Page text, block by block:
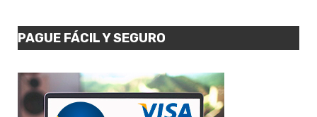
PAGUE FÁCIL Y SEGURO